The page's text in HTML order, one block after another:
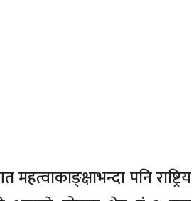
महत्वाकाङ्क्षाभन्दा पनि राष्ट्रिय